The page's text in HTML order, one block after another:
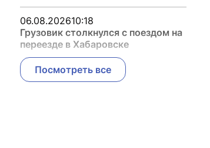
06.08.202610:18
Грузовик столкнулся с поездом на
переезде в Хабаровске
Посмотреть все